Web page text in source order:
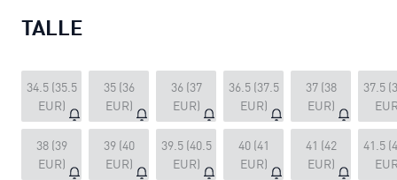
TALLE
34.5 (35.5
EUR)
35 (36
EUR)
36 (37
EUR)
36.5 (37.5
EUR)
37 (38
EUR)
37.5
38 (39
EUR)
39 (40
EUR)
39.5 (40.5
EUR)
40 (41
EUR)
41 (42
EUR)
41.5